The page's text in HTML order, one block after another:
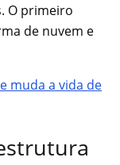
O primeiro
de nuvem e
muda a vida de